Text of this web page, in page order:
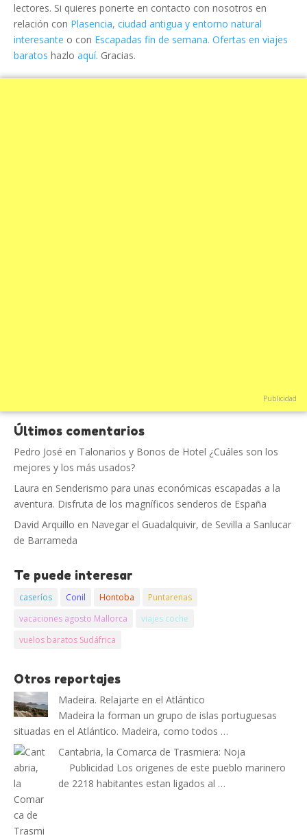
lectores. Si quieres ponerte en contacto con nosotros en
relación con Plasencia, ciudad antigua y entorno natural
interesante o con Escapadas fin de semana. Ofertas en viajes
baratos hazlo aquí. Gracias.
Publicidad
Últimos comentarios
Pedro José en Talonarios y Bonos de Hotel ¿Cuáles son los
mejores y los más usados?
Laura en Senderismo para unas económicas escapadas a la
aventura. Disfruta de los magníficos senderos de España
David Arquillo en Navegar el Guadalquivir, de Sevilla a Sanlucar
de Barrameda
Te puede interesar
caseríos Conil Hontoba
Puntarenas
vacaciones agosto Mallorca
viajes coche
vuelos baratos Sudáfrica
Otros reportajes
Madeira. Relajarte en el Atlántico
Madeira la forman un grupo de islas portuguesas
situadas en el Atlántico. Madeira, como todos …
Cantabria, la Comarca de Trasmiera: Noja
Publicidad Los origenes de este pueblo marinero
de 2218 habitantes estan ligados al …